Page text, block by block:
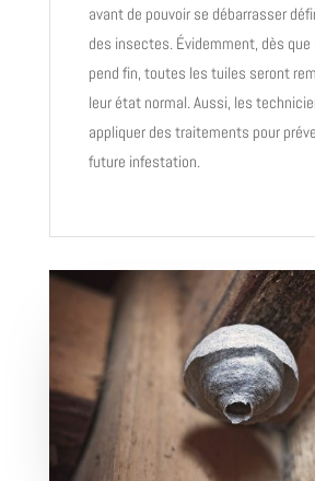
avant de pouvoir se débarrasser
des insectes. Évidemment, dès
pend fin, toutes les tuiles seront
leur état normal. Aussi, les
appliquer des traitements pour
future infestation.